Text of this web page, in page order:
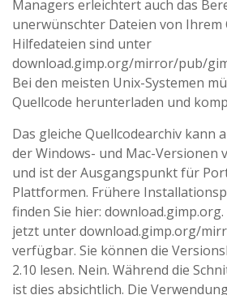
Managers erleichtert auch das
unerwünschter Dateien von Ihrem
Hilfedateien sind unter
download.gimp.org/mirror/pub/
Bei den meisten Unix-Systemen
Quellcode herunterladen und
Das gleiche Quellcodearchiv kann
der Windows- und Mac-Versionen
und ist der Ausgangspunkt für
Plattformen. Frühere
finden Sie hier: download.gimp.org.
jetzt unter download.gimp.org/
verfügbar. Sie können die
2.10 lesen. Nein. Während die
ist dies absichtlich. Die